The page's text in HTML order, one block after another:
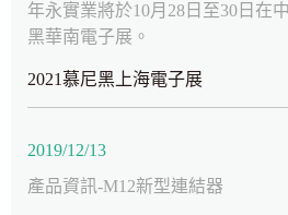
年永實業將於10月28日至30日在
黑華南電子展。
2021慕尼黑上海電子展
2019/12/13
產品資訊-M12新型連結器